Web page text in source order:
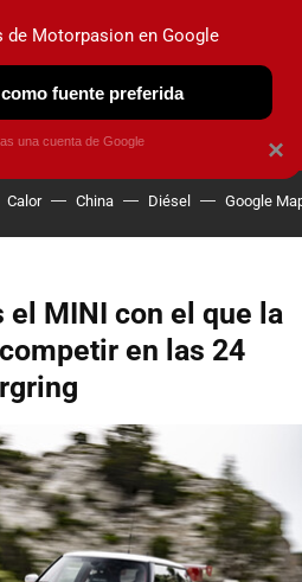
OBSERVATORIO
Calor China Diésel Google
el MINI con el que la
en las 24
×
de Motorpasion en Google
fuente preferida
una cuenta de Google